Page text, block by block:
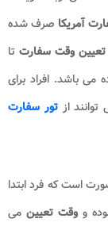
آمریکا صرف شده
تعیین وقت سفارت تا
می باشد. افراد برای
ازتور سفارت
است که فرد ابتدا
ووقت تعیین می